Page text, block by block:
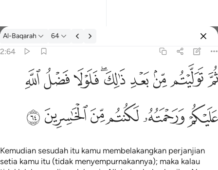
Tafsir: Al-Baqarah 2:64
Al-Baqarah 64
2:64
من بعد ذالك فلولا فضل الله عليكم ورحمته لكنتم من الخاسرين ٦٤
فَضْلُ ٱللَّهِ عَلَيْكُمْ وَرَحْمَتُهُۥ لَكُنتُم مِّنَ ٱلْخَـٰسِرِينَ ٦٤
ﱪﱫﱬﱭﱮﱯﱰﱱﱲ
ﱳﱴﱵﱶﱷﱸ
Kemudian sesudah itu kamu membelakangkan perjanjian
setia kamu itu (tidak menyempurnakannya); maka kalau